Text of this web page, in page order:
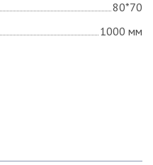
80*70
1000 мм